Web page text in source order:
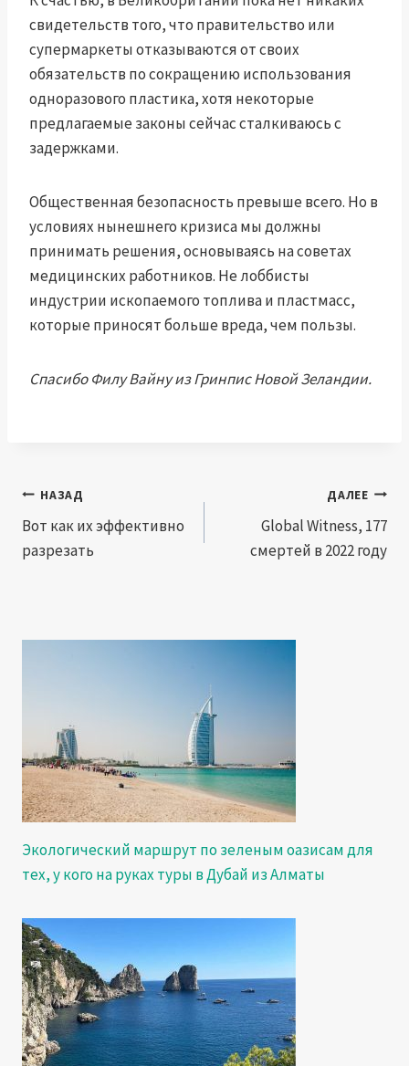
свидетельств того, что правительство или
супермаркеты отказываются от своих
обязательств по сокращению использования
одноразового пластика, хотя некоторые
предлагаемые законысейчас сталкиваюсь с
задержками.
Общественная безопасность превыше всего. Но в
условиях нынешнего кризиса мы должны
принимать решения, основываясь на советах
медицинских работников. Не лоббисты
индустрии ископаемого топлива и пластмасс,
которые приносят больше вреда, чем пользы.
Спасибо Филу Вайну из Гринпис Новой Зеландии.
Навигация
по
записям
НАЗАД
Вот как их эффективно
разрезать
ДАЛЕЕ
Global Witness, 177
смертей в 2022 году
Экологический маршрут по зеленым оазисам для
тех, у кого на руках туры в Дубай из Алматы